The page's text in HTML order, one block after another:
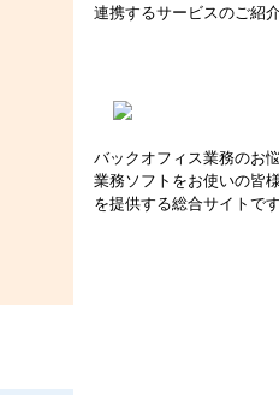
連携するサービスのご紹
バックオフィス業務のお
業務ソフトをお使いの皆
を提供する総合サイトです